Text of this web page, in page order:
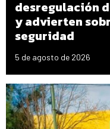
desregulación
y advierten
seguridad
5 de agosto de 2026